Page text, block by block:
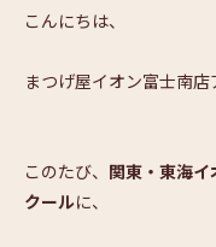
こんにちは、
まつげ屋イオン富士南店
このたび、 関東・東海イ
クールに、